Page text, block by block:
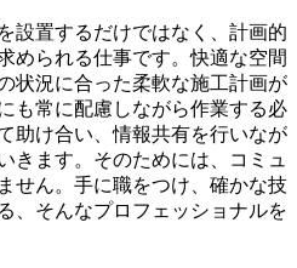
設置するだけではなく、計画的
められる仕事です。快適な空間
状況に合った柔軟な施工計画が
も常に配慮しながら作業する必
助け合い、情報共有を行いなが
きます。そのためには、コミュ
せん。手に職をつけ、確かな技
、そんなプロフェッショナルを